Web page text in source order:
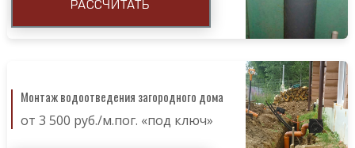
РАССЧИТАТЬ
Монтаж водоотведения загородного дома
от 3 500 руб./м.пог. «под ключ»